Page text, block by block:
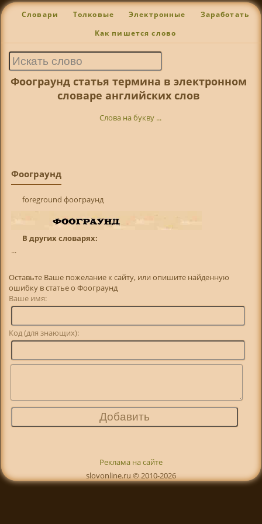
Словари Толковые Электронные Заработать
Как пишется слово
Фоограунд статья термина в электронном
словаре английских слов
Слова на букву ...
Фоограунд
foreground фоограунд
В других словарях:
...
Оставьте Ваше пожелание к сайту, или опишите найденную
ошибку в статье о Фоограунд
Ваше имя:
Код (для знающих):
Реклама на сайте
slovonline.ru © 2010-2026